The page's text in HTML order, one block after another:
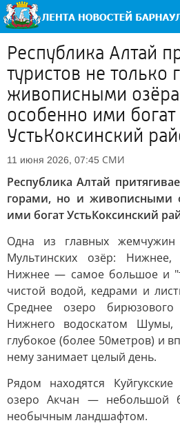
Республика Алтай
туристов не только
живописными
особенно ими богат
УстьКоксинский
11 июня 2026, 07:45 СМИ
Республика Алтай
горами, но и живописными
ими богат УстьКоксинский
Одна из главных
Мультинских озёр:
Нижнее — самое большое и
чистой водой, кедрами и
Среднее озеро
Нижнего водоскатом
глубокое (более 50метров) и
нему занимает целый день.
Рядом находятся
озеро Акчан — небольшой
необычным ландшафтом.